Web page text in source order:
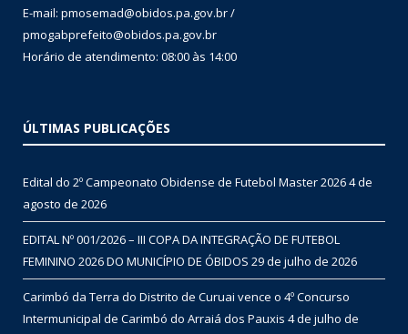
E-mail: pmosemad@obidos.pa.gov.br /
pmogabprefeito@obidos.pa.gov.br
Horário de atendimento: 08:00 às 14:00
ÚLTIMAS PUBLICAÇÕES
Edital do 2º Campeonato Obidense de Futebol Master 20264 de
agosto de 2026
EDITAL Nº 001/2026 – III COPA DA INTEGRAÇÃO DE FUTEBOL
FEMININO 2026 DO MUNICÍPIO DE ÓBIDOS 29 de julho de 2026
Carimbó da Terra do Distrito de Curuai vence o 4º Concurso
Intermunicipal de Carimbó do Arraiá dos Pauxis 4 de julho de